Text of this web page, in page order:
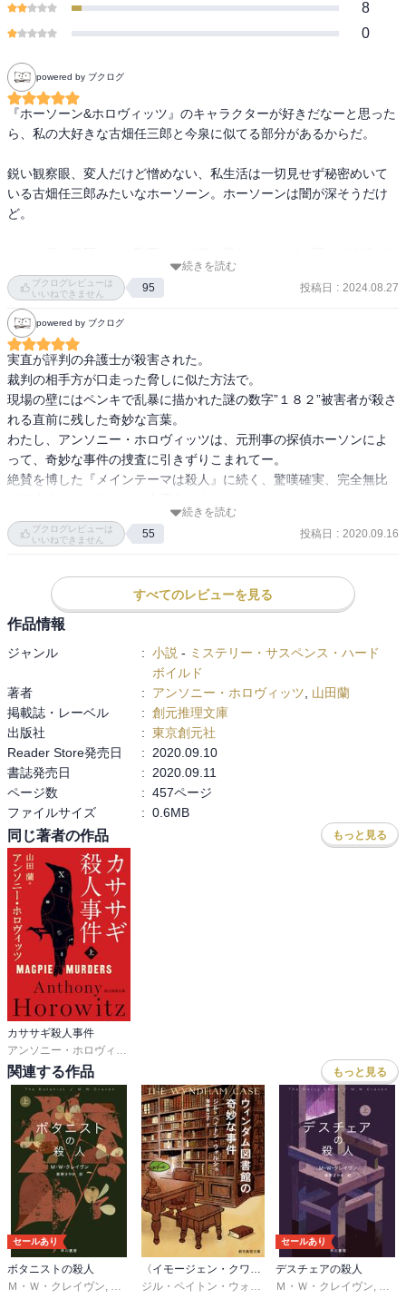
8
0
powered by ブクログ
『ホーソーン&ホロヴィッツ』のキャラクターが好きだなーと思った
ら、私の大好きな古畑任三郎と今泉に似てる部分があるからだ。
鋭い観察眼、変人だけど憎めない、私生活は一切見せず秘密めいて
いる古畑任三郎みたいなホーソーン。ホーソーンは闇が深そうだけ
ど。
なんだかお茶目な、今泉みたいなホロヴィッツ。
『刑事フォイル』の撮影シーンの2人が最高だった笑
2人とも前回よりもキャラクターの個性が魅力的になっていて、この
2人のやりとりが面白い。
ホーソーンがホロヴィッツのことを「相棒！」と呼ぶのが好き。頼
りにしてなさそうに見えるけど、信頼してるんだよね。
グランショー警部があまりにも性格が悪すぎて、ホーソーンが優し
く良い人に思えてくる。グランショー警部のあの件はいくらなんで
もひどいಠ⁠︵⁠ಠ
『カササギ』シリーズも面白いけど、このシリーズの方が好きだ。
早く次の『殺しへのライン』が読みたい。
続きを読む
ブクログレビューは
いいねできません
95 投稿日 : 2024.08.27
powered by ブクログ
実直が評判の弁護士が殺害された。
裁判の相手方が口走った脅しに似た方法で。
現場の壁にはペンキで乱暴に描かれた謎の数字”１８２”被害者が殺さ
れる直前に残した奇妙な言葉。
わたし、アンソニー・ホロヴィッツは、元刑事の探偵ホーソンによ
って、奇妙な事件の捜査に引きずりこまれてー。
絶賛を博した『メインテーマは殺人』に続く、驚嘆確実、完全無比
第一の容疑者である、女性作家アキラ・アンノが東京生まれで詩集
（俳句集）を出版していて、その中の１８２句目が『君が息　耳に
も告ぐる　裁きは死』と言うところからきているタイトルとの絡み
ちゃんと読めば、犯人がわかるように書かれていたと、あとで、悔
しく思いました。
最後に真犯人をかばった人間がやった工作が見事だと思いました。
犯人が犯行後にやったことも興味深く謎解きが面白かったです。
あの作家が絡んでいたとは…！？
”１８２”の謎も面白かったけれど、日本人には解けない謎だったので
はないかと思いました。
続きを読む
ブクログレビューは
いいねできません
55 投稿日 : 2020.09.16
すべてのレビューを見る
作品情報
ジャンル : 小説 - ミステリー・サスペンス・ハード
ボイルド
著者
: アンソニー・ホロヴィッツ
山田蘭
掲載誌・レーベル
: 創元推理文庫
出版社
: 東京創元社
Reader Store発売日
:
2020.09.10
書誌発売日
:
2020.09.11
ページ数
: 457ページ
ファイルサイズ
: 0.6MB
同じ著者の作品 もっと見る
カササギ殺人事件
関連する作品 もっと見る
セールあり
ボタニストの殺人
Ｍ・Ｗ・クレイヴン, 東野さやか
〈イモージェン・クワイ〉シリーズ
ジル・ペイトン・ウォルシュ
, 猪俣美江子
セールあり
デスチェアの殺人
Ｍ・Ｗ・クレイヴン, 東野